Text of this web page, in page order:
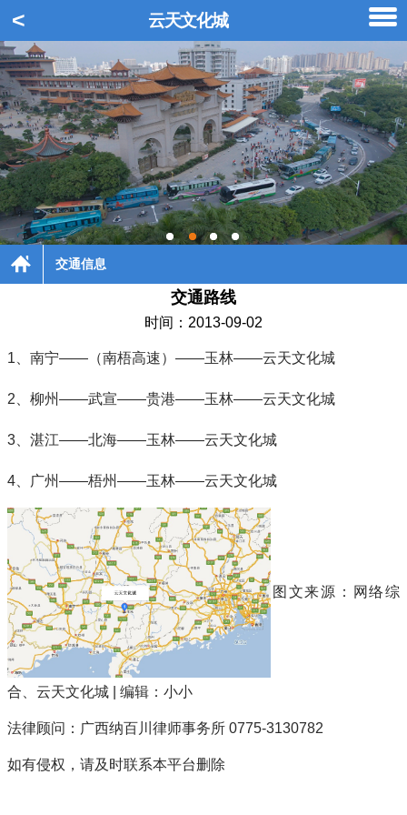
< 云天文化城
1 2 3 4
交通信息
交通路线
时间：2013-09-02
1、南宁——（南梧高速）——玉林——云天文化城
2、柳州——武宣——贵港——玉林——云天文化城
3、湛江——北海——玉林——云天文化城
4、广州——梧州——玉林——云天文化城
图文来源：网络综
合、云天文化城 | 编辑：小小
法律顾问：广西纳百川律师事务所 0775-3130782
如有侵权，请及时联系本平台删除